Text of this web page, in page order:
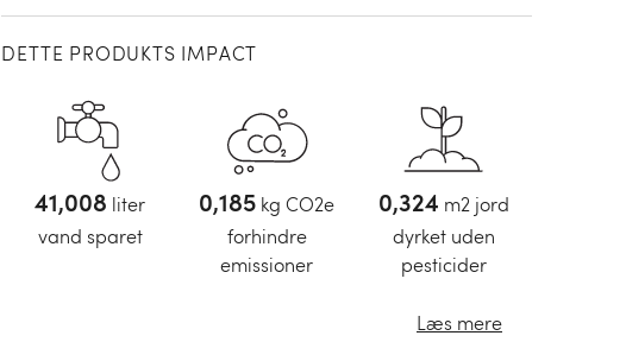
DETTE PRODUKTS IMPACT
51,133 liter
vand sparet
0,231 kg CO2e
forhindre
emissioner
0,404 m2 jord
dyrket uden
pesticider
Læs mere